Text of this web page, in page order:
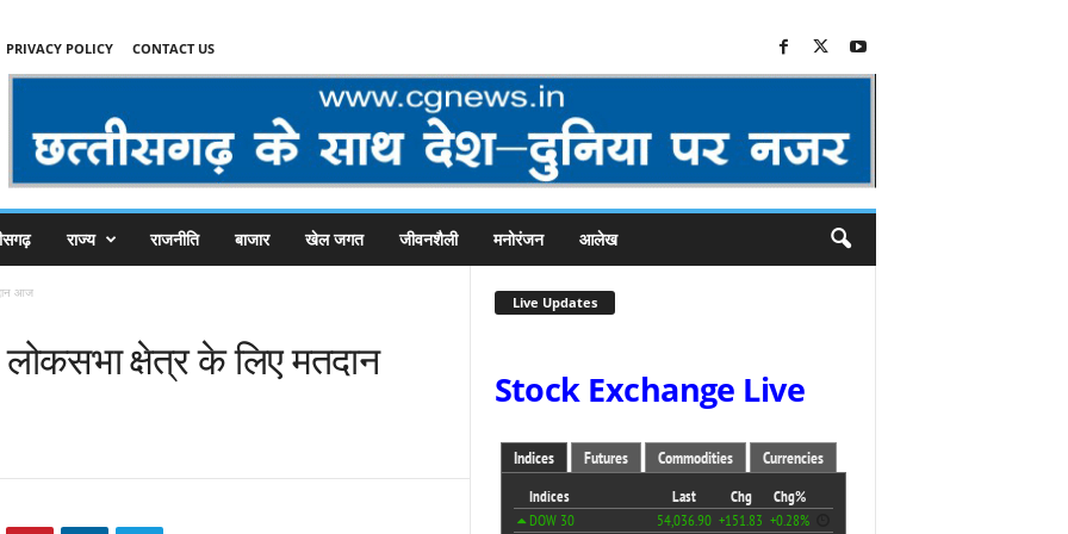
PRIVACY POLICY CONTACT US
राज्य राजनीति बाजार खेल जगत जीवनशैली मनोरंजन आलेख
आज
क्षेत्र के लिए मतदान
Live Updates
Stock Exchange Live